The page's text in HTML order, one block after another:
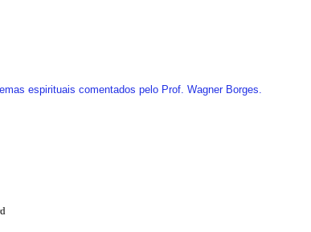
espirituais comentados pelo Prof. Wagner Borges.